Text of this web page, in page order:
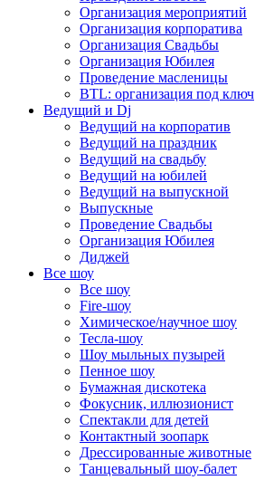
Организация мероприятий
Организация корпоратива
Организация Свадьбы
Организация Юбилея
Проведение масленицы
BTL: организация под ключ
Ведущий и Dj
Ведущий на корпоратив
Ведущий на праздник
Ведущий на свадьбу
Ведущий на юбилей
Ведущий на выпускной
Выпускные
Проведение Свадьбы
Организация Юбилея
Диджей
Все шоу
Все шоу
Fire-шоу
Химическое/научное шоу
Тесла-шоу
Шоу мыльных пузырей
Пенное шоу
Бумажная дискотека
Фокусник, иллюзионист
Спектакли для детей
Контактный зоопарк
Дрессированные животные
Танцевальный шоу-балет